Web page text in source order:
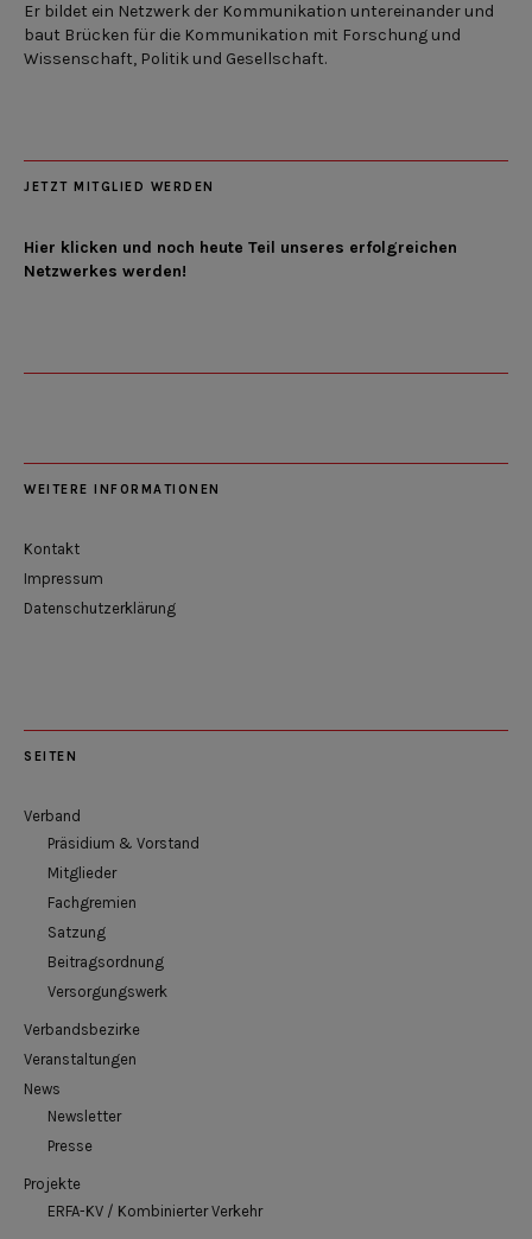
Er bildet ein Netzwerk der Kommunikation untereinander und
baut Brücken für die Kommunikation mit Forschung und
Wissenschaft, Politik und Gesellschaft.
JETZT MITGLIED WERDEN
Hier klicken und noch heute Teil unseres erfolgreichen
Netzwerkes werden!
WEITERE INFORMATIONEN
Kontakt
Impressum
Datenschutzerklärung
SEITEN
Verband
Präsidium & Vorstand
Mitglieder
Fachgremien
Satzung
Beitragsordnung
Versorgungswerk
Verbandsbezirke
Veranstaltungen
News
Newsletter
Presse
Projekte
ERFA-KV / Kombinierter Verkehr